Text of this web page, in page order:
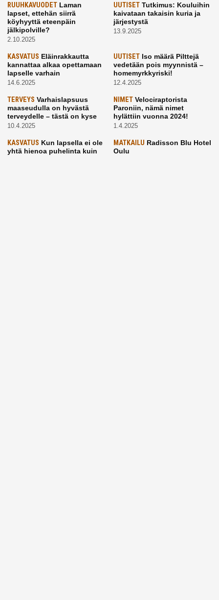
RUUHKAVUODET Laman
lapset, ettehän siirrä
köyhyyttä eteenpäin
jälkipolville?
2.10.2025
UUTISETTutkimus: Kouluihin
kaivataan takaisin kuria ja
järjestystä
13.9.2025
KASVATUS Eläinrakkautta
kannattaa alkaa opettamaan
lapselle varhain
14.6.2025
UUTISETIso määrä Pilttejä
vedetään pois myynnistä –
homemyrkkyriski!
12.4.2025
TERVEYS Varhaislapsuus
maaseudulla on hyvästä
terveydelle – tästä on kyse
10.4.2025
NIMETVelociraptorista
Paroniin, nämä nimet
hylättiin vuonna 2024!
1.4.2025
KASVATUS Kun lapsella ei ole
yhtä hienoa puhelinta kuin
MATKAILU Radisson Blu Hotel
Oulu